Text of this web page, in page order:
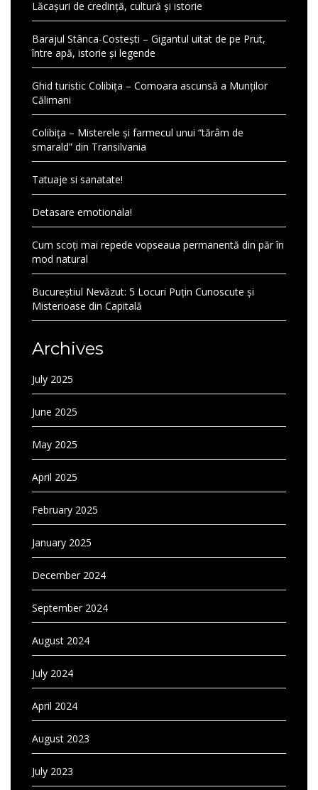
Lăcașuri de credință, cultură și istorie
Barajul Stânca-Costești – Gigantul uitat de pe Prut,
între apă, istorie și legende
Ghid turistic Colibița – Comoara ascunsă a Munților
Călimani
Colibița – Misterele și farmecul unui “tărâm de
smarald” din Transilvania
Tatuaje si sanatate!
Detasare emotionala!
Cum scoți mai repede vopseaua permanentă din păr în
mod natural
Bucureștiul Nevăzut: 5 Locuri Puțin Cunoscute și
Misterioase din Capitală
Archives
July 2025
June 2025
May 2025
April 2025
February 2025
January 2025
December 2024
September 2024
August 2024
July 2024
April 2024
August 2023
July 2023